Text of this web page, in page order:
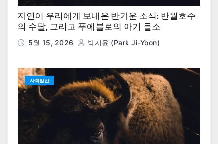
자연이 우리에게 보내온 반가운 소식: 반월호수
의 수달, 그리고 푸에블로의 아기 들소
5월 15, 2026 박지윤 (Park Ji-Yoon)
사회일반